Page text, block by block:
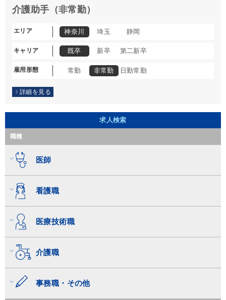
介護助手（非常勤）
エリア 神奈川 埼玉 静岡
キャリア 既卒 新卒 第二新卒
雇用形態 常勤 非常勤 日勤常勤
詳細を見る
求人検索
職種
医師
看護職
医療技術職
介護職
事務職・その他